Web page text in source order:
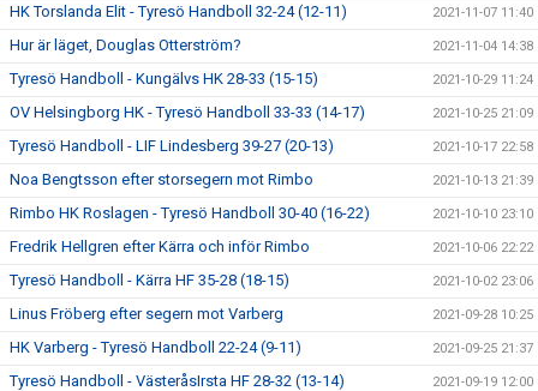
HK Torslanda Elit - Tyresö Handboll 32-24 (12-11) 2021-11-07 11:40
Hur är läget, Douglas Otterström? 2021-11-04 14:38
Tyresö Handboll - Kungälvs HK 28-33 (15-15) 2021-10-29 11:24
OV Helsingborg HK - Tyresö Handboll 33-33 (14-17) 2021-10-25 21:09
Tyresö Handboll - LIF Lindesberg 39-27 (20-13) 2021-10-17 22:58
Noa Bengtsson efter storsegern mot Rimbo 2021-10-13 21:39
Rimbo HK Roslagen - Tyresö Handboll 30-40 (16-22) 2021-10-10 23:10
Fredrik Hellgren efter Kärra och inför Rimbo 2021-10-06 22:22
Tyresö Handboll - Kärra HF 35-28 (18-15) 2021-10-02 23:06
Linus Fröberg efter segern mot Varberg 2021-09-28 10:25
HK Varberg - Tyresö Handboll 22-24 (9-11) 2021-09-25 21:37
Tyresö Handboll - VästeråsIrsta HF 28-32 (13-14) 2021-09-19 12:00